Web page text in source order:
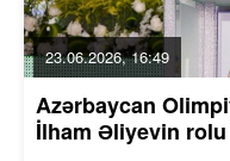
23.06.2026, 16:49
Azərbaycan
İlham Əliyevin rolu